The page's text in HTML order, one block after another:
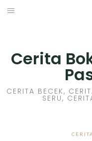
Skip
Cerita
CERITA BECEK,
SERU,
CERITA SEX HOT